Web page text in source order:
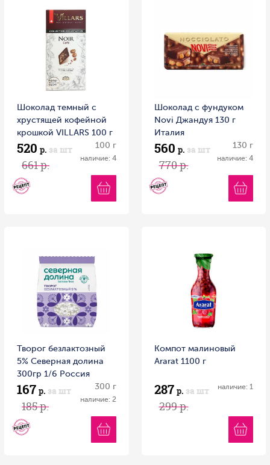
Шоколад темный с
хрустящей кофейной
крошкой VILLARS 100 г
520 р. за шт
661 р.
100 г
наличие: 4
Шоколад с фундуком
Novi Джандуя 130 г
Италия
560 р. за шт
770 р.
130 г
наличие: 4
Творог безлактозный
5% Северная долина
300гр 1/6 Россия
167 р. за шт
185 р.
300 г
наличие: 2
Компот малиновый
Ararat 1100 г
287 р. за шт
299 р.
наличие: 1